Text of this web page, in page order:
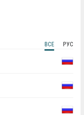
ВСЕ РУС